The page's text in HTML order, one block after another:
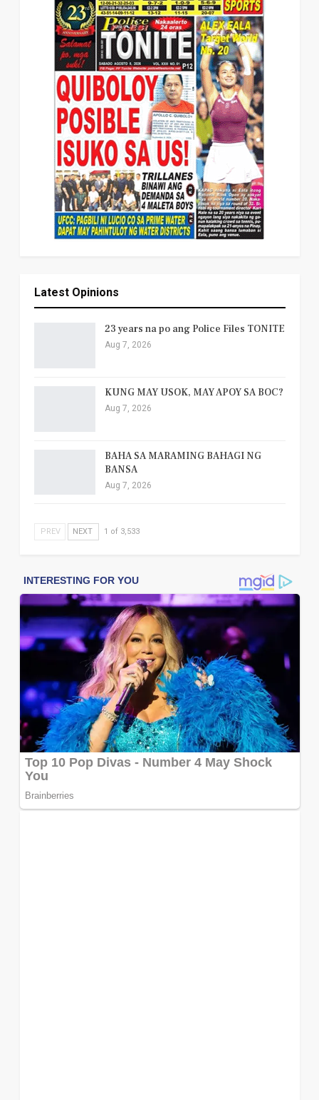
Latest Opinions
23 years na po ang Police Files TONITE
Aug 7, 2026
KUNG MAY USOK, MAY APOY SA BOC?
Aug 7, 2026
BAHA SA MARAMING BAHAGI NG
BANSA
Aug 7, 2026
PREV NEXT 1 of 3,533